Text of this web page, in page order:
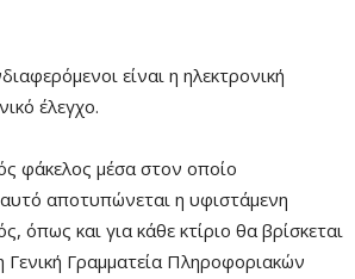
είναι η ηλεκτρονική
έλεγχο.
φάκελος μέσα στον οποίο
αποτυπώνεται η υφιστάμενη
και για κάθε κτίριο θα βρίσκεται
Γενική Γραμματεία Πληροφοριακών